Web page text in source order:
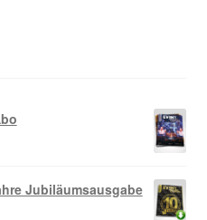
Jubiläumsausgabe